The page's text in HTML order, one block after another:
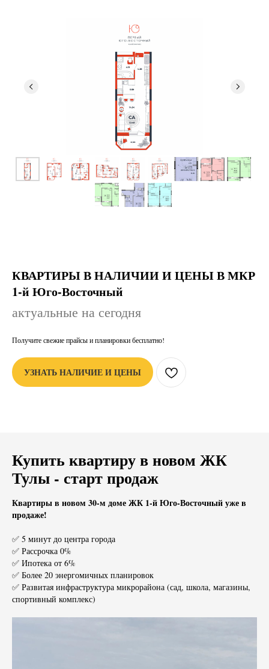
КВАРТИРЫ В НАЛИЧИИ И ЦЕНЫ В МКР
1-й Юго-Восточный
актуальные на сегодня
Получите свежие прайсы и планировки бесплатно!
УЗНАТЬ НАЛИЧИЕ И ЦЕНЫ
Купить квартиру в новом ЖК
Тулы - старт продаж
Квартиры в новом 30-м доме ЖК 1-й Юго-Восточный уже в
продаже!
✅ 5 минут до центра города
✅ Рассрочка 0%
✅ Ипотека от 6%
✅ Более 20 энергомичных планировок
✅ Развитая инфраструктура микрорайона (сад, школа, магазины,
спортивный комплекс)